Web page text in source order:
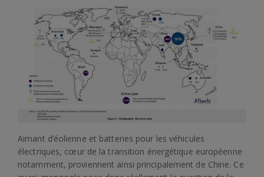
Aimant d’éolienne et batteries pour les véhicules
électriques, cœur de la transition énergétique européenne
notamment, proviennent ainsi principalement de Chine. Ce